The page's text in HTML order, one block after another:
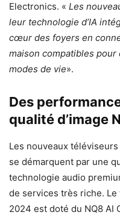
Electronics. « Les
leur technologie d’IA
cœur des foyers en
maison compatibles pour
modes de vie».
Des
qualité d’image
Les nouveaux
se démarquent par une
technologie audio
de services très riche. Le
2024 est doté du NQ8 AI